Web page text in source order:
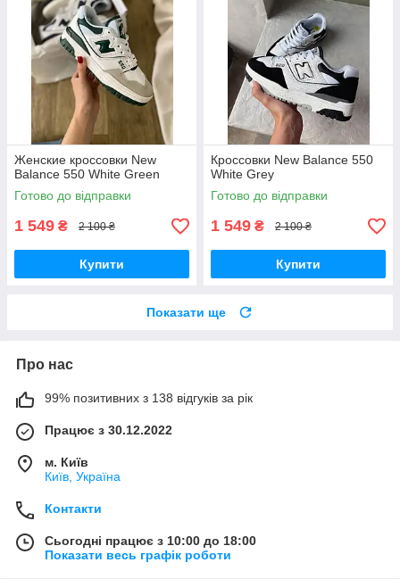
Женские кроссовки New
Balance 550 White Green
Готово до відправки
1 549 ₴ 2 100 ₴
Купити
Кроссовки New Balance 550
White Grey
Готово до відправки
1 549 ₴ 2 100 ₴
Купити
Показати ще
Про нас
99% позитивних з 138 відгуків за рік
Працює з 30.12.2022
м. Київ
Київ, Україна
Контакти
Сьогодні працює з 10:00 до 18:00
Показати весь графік роботи